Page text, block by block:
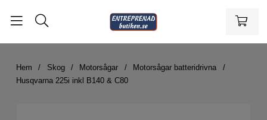
Hem Skog Motorsågar
Motorsågar batteridrivna
Husqvarna 225i inkl B140 & C80